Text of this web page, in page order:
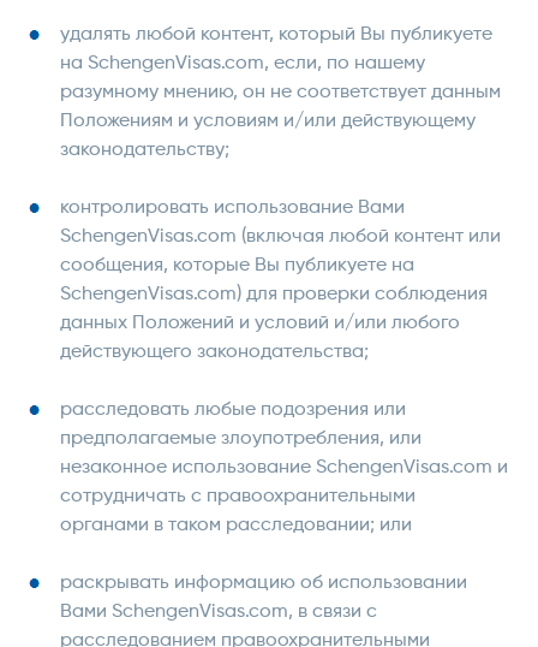
удалять любой контент, который Вы публикуете
на SchengenVisas.com, если, по нашему
разумному мнению, он не соответствует данным
Положениям и условиям и/или действующему
законодательству;
контролировать использование Вами
SchengenVisas.com (включая любой контент или
сообщения, которые Вы публикуете на
SchengenVisas.com) для проверки соблюдения
данных Положений и условий и/или любого
действующего законодательства;
расследовать любые подозрения или
предполагаемые злоупотребления, или
незаконное использование SchengenVisas.com и
сотрудничать с правоохранительными
органами в таком расследовании; или
раскрывать информацию об использовании
Вами SchengenVisas.com, в связи с
расследованием правоохранительными